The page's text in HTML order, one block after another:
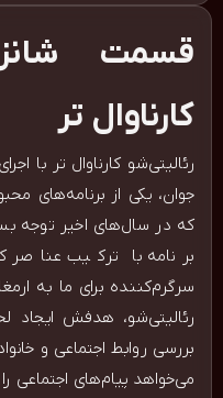
قسمت
کارناوال تر
رئالیتی‌شو کارناوال تر با
جوان، یکی از برنامه‌های
که در سال‌های اخیر توجه
برنامه با ترکیب
سرگرم‌کننده برای ما به
رئالیتی‌شو، هدفش
بررسی روابط اجتماعی و
می‌خواهد پیام‌های اجتماعی